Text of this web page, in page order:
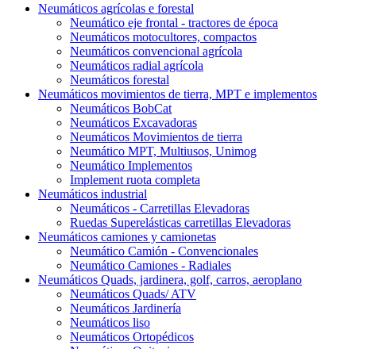
Neumáticos agrícolas e forestal
Neumático eje frontal - tractores de época
Neumáticos motocultores, compactos
Neumáticos convencional agrícola
Neumáticos radial agrícola
Neumáticos forestal
Neumáticos movimientos de tierra, MPT e implementos
Neumáticos BobCat
Neumáticos Excavadoras
Neumáticos Movimientos de tierra
Neumático MPT, Multiusos, Unimog
Neumático Implementos
Implement ruota completa
Neumáticos industrial
Neumáticos - Carretillas Elevadoras
Ruedas Superelásticas carretillas Elevadoras
Neumáticos camiones y camionetas
Neumático Camión - Convencionales
Neumático Camiones - Radiales
Neumáticos Quads, jardinera, golf, carros, aeroplano
Neumáticos Quads/ ATV
Neumáticos Jardinería
Neumáticos liso
Neumáticos Ortopédicos